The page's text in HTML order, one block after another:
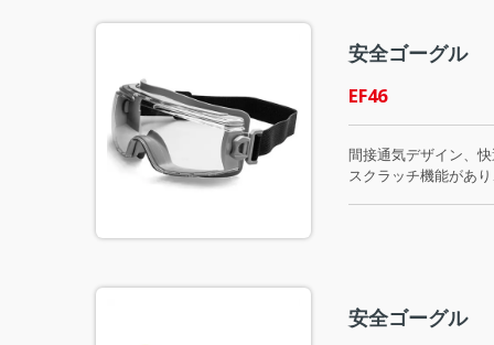
安全ゴーグル
EF46
間接通気デザイン、
スクラッチ機能があ
安全ゴーグル